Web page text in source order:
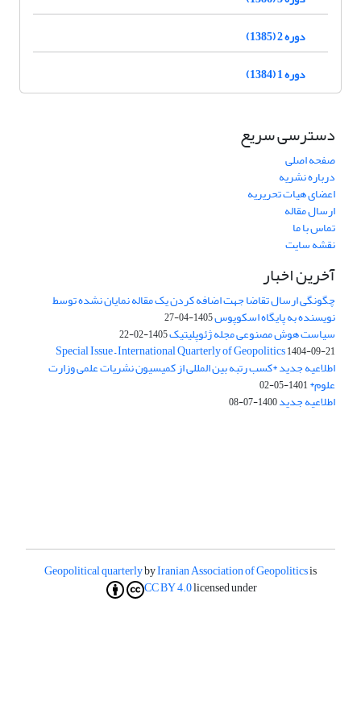
دوره 2 (1385)
دوره 1 (1384)
دسترسی سریع
صفحه اصلی
درباره نشریه
اعضای هیات تحریریه
ارسال مقاله
تماس با ما
نقشه سایت
آخرین اخبار
چگونگی ارسال تقاضا جهت اضافه کردن یک مقاله نمایان نشده توسط
نویسنده به پایگاه اسکوپوس1405-04-27
سیاست هوش مصنوعی مجله ژئوپلیتیک1405-02-22
Special Issue – International Quarterly of Geopolitics1404-09-21
اطلاعیه جدید *کسب رتبه بین المللی از کمیسیون نشریات علمی وزارت
علوم*1401-05-02
اطلاعیه جدید1400-07-08
Geopolitical quarterlybyIranian Association of Geopoliticsis
licensed under
CC BY 4.0